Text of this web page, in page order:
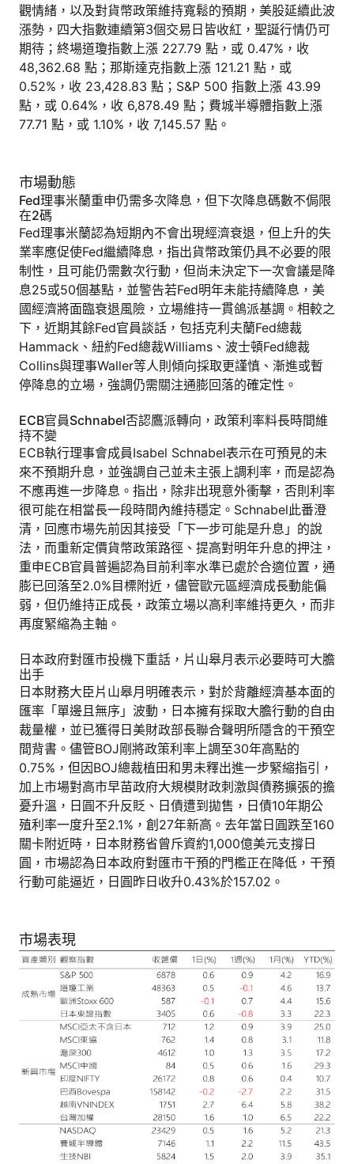
觀情緒，以及對貨幣政策維持寬鬆的預期，美股延續此波
漲勢，四大指數連續第3個交易日皆收紅，聖誕行情仍可
期待；終場道瓊指數上漲 227.79 點，或 0.47%，收
48,362.68 點；那斯達克指數上漲 121.21 點，或
0.52%，收 23,428.83 點；S&P 500 指數上漲 43.99
點，或 0.64%，收 6,878.49 點；費城半導體指數上漲
77.71 點，或 1.10%，收 7,145.57 點。
市場動態
Fed理事米蘭重申仍需多次降息，但下次降息碼數不侷限
在2碼
Fed理事米蘭認為短期內不會出現經濟衰退，但上升的失
業率應促使Fed繼續降息，指出貨幣政策仍具不必要的限
制性，且可能仍需數次行動，但尚未決定下一次會議是降
息25或50個基點，並警告若Fed明年未能持續降息，美
國經濟將面臨衰退風險，立場維持一貫鴿派基調。相較之
下，近期其餘Fed官員談話，包括克利夫蘭Fed總裁
Hammack、紐約Fed總裁Williams、波士頓Fed總裁
Collins與理事Waller等人則傾向採取更謹慎、漸進或暫
停降息的立場，強調仍需關注通膨回落的確定性。
ECB官員Schnabel否認鷹派轉向，政策利率料長時間維
持不變
ECB執行理事會成員Isabel Schnabel表示在可預見的未
來不預期升息，並強調自己並未主張上調利率，而是認為
不應再進一步降息。指出，除非出現意外衝擊，否則利率
很可能在相當長一段時間內維持穩定。Schnabel此番澄
清，回應市場先前因其接受「下一步可能是升息」的說
法，而重新定價貨幣政策路徑、提高對明年升息的押注，
重申ECB官員普遍認為目前利率水準已處於合適位置，通
膨已回落至2.0%目標附近，儘管歐元區經濟成長動能偏
弱，但仍維持正成長，政策立場以高利率維持更久，而非
再度緊縮為主軸。
日本政府對匯市投機下重話，片山皋月表示必要時可大膽
出手
日本財務大臣片山皋月明確表示，對於背離經濟基本面的
匯率「單邊且無序」波動，日本擁有採取大膽行動的自由
裁量權，並已獲得日美財政部長聯合聲明所隱含的干預空
間背書。儘管BOJ剛將政策利率上調至30年高點的
0.75%，但因BOJ總裁植田和男未釋出進一步緊縮指引，
加上市場對高市早苗政府大規模財政刺激與債務擴張的擔
憂升溫，日圓不升反貶、日債遭到拋售，日債10年期公
殖利率一度升至2.1%，創27年新高。去年當日圓跌至160
關卡附近時，日本財務省曾斥資約1,000億美元支撐日
圓，市場認為日本政府對匯市干預的門檻正在降低，干預
行動可能逼近，日圓昨日收升0.43%於157.02。
市場表現